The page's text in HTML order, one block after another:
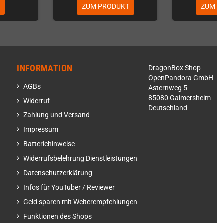
ZUM PRODUKT ZUM
INFORMATION
AGBs
Widerruf
Zahlung und Versand
Impressum
Batteriehinweise
Widerrufsbelehrung Dienstleistungen
Datenschutzerklärung
Infos für YouTuber / Reviewer
Geld sparen mit Weiterempfehlungen
Funktionen des Shops
DragonBox Shop
OpenPandora GmbH
Asternweg 5
85080 Gaimersheim
Deutschland